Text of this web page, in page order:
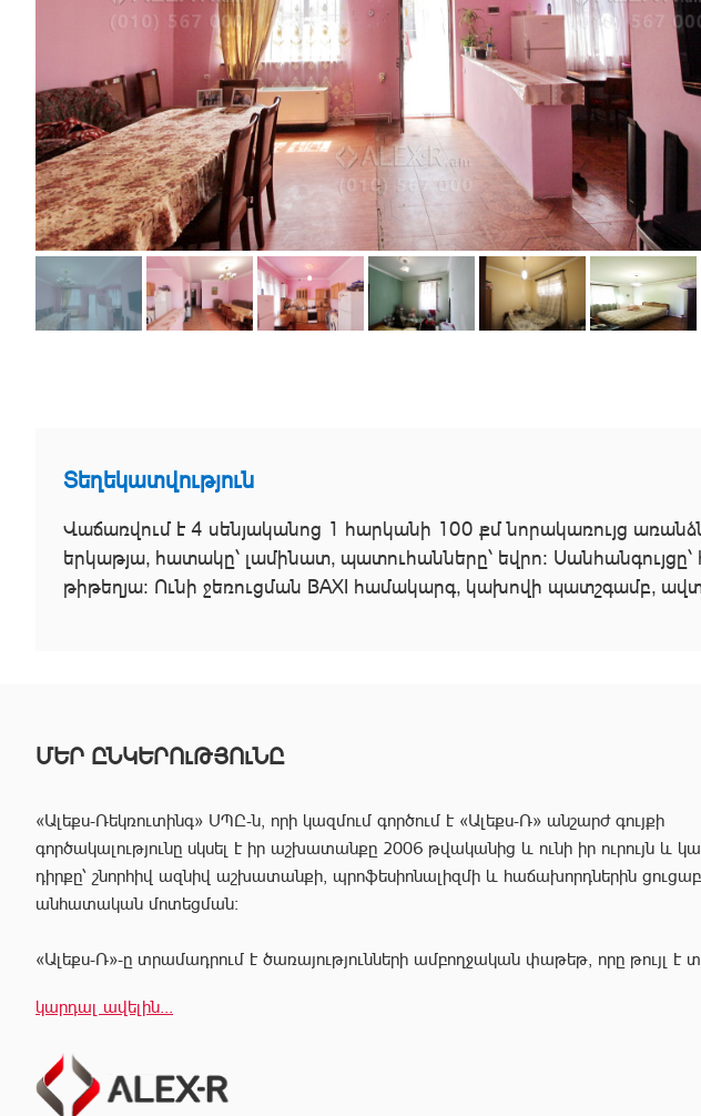
Տեղեկատվություն
Վաճառվում է 4 սենյականոց 1 հարկանի 100 քմ նորակառույց
երկաթյա, հատակը՝ լամինատ, պատուհանները՝ եվրո:
թիթեղյա։ Ունի ջեռուցման BAXI համակարգ, կախովի պատշգամբ,
ՄԵՐ ԸՆԿԵՐՈւԹՅՈւՆԸ
«Ալեքս-Ռեկռուտինգ» ՍՊԸ-ն, որի կազմում գործում է «Ալեքս-Ռ» անշարժ գույքի
գործակալությունը սկսել է իր աշխատանքը 2006 թվականից և ունի իր ուրույն և
դիրքը՝ շնորհիվ ազնիվ աշխատանքի, պրոֆեսիոնալիզմի և հաճախորդներին
անհատական մոտեցման:
«Ալեքս-Ռ»-ը տրամադրում է ծառայությունների ամբողջական փաթեթ, որը թույլ է
Համապատասխան որակավոման և բազմամյա փորձի շնորհիվ՝ «Ալեքս-Ռ»
գործարքներ՝ ապահովելով գործարքի գաղտնիությունը, և զերծ մնալ գործարքի
ընթացքում բարձր ռիսկերից՝ հասցնելով դրանք նվազագույնի:
կարդալ ավելին...